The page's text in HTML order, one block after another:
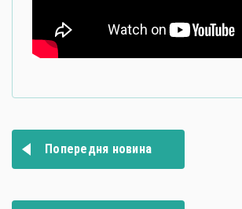
Навігація
записів
Попередня новина